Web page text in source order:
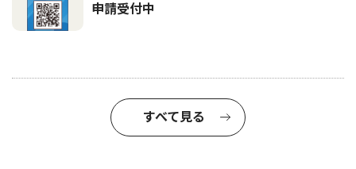
申請受付中
すべて見る